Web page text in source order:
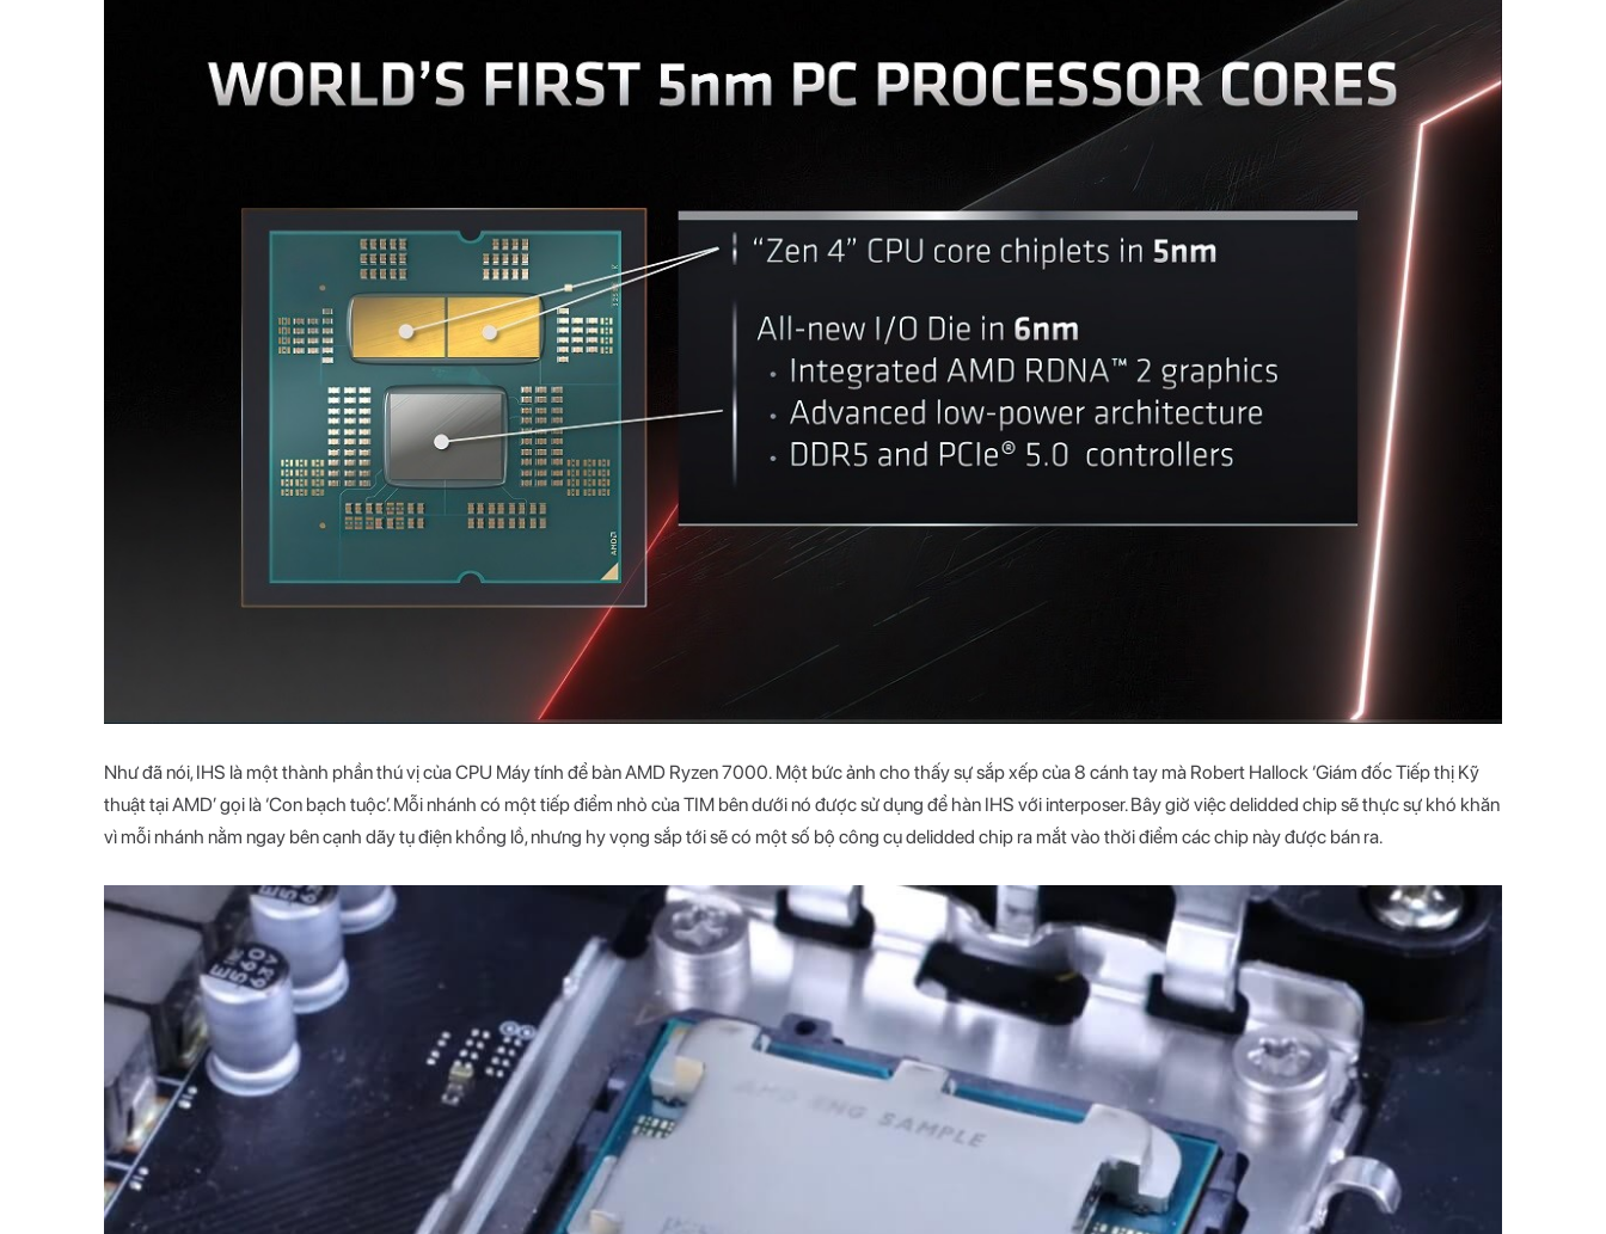
Như đã nói, IHS là một thành phần thú vị của CPU Máy tính để bàn AMD Ryzen 7000. Một bức ảnh cho thấy sự sắp xếp của 8 cánh tay mà Robert Hallock ‘Giám đốc Tiếp thị Kỹ
thuật tại AMD’ gọi là ‘Con bạch tuộc’. Mỗi nhánh có một tiếp điểm nhỏ của TIM bên dưới nó được sử dụng để hàn IHS với interposer. Bây giờ việc delidded chip sẽ thực sự khó khăn
vì mỗi nhánh nằm ngay bên cạnh dãy tụ điện khổng lồ, nhưng hy vọng sắp tới sẽ có một số bộ công cụ delidded chip ra mắt vào thời điểm các chip này được bán ra.